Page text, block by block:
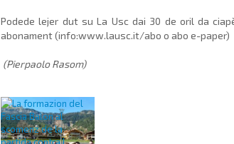
Podede lejer dut su La Usc dai 30 de oril da
abonament (info:www.lausc.it/abo o abo e-paper)
(Pierpaolo Rasom)